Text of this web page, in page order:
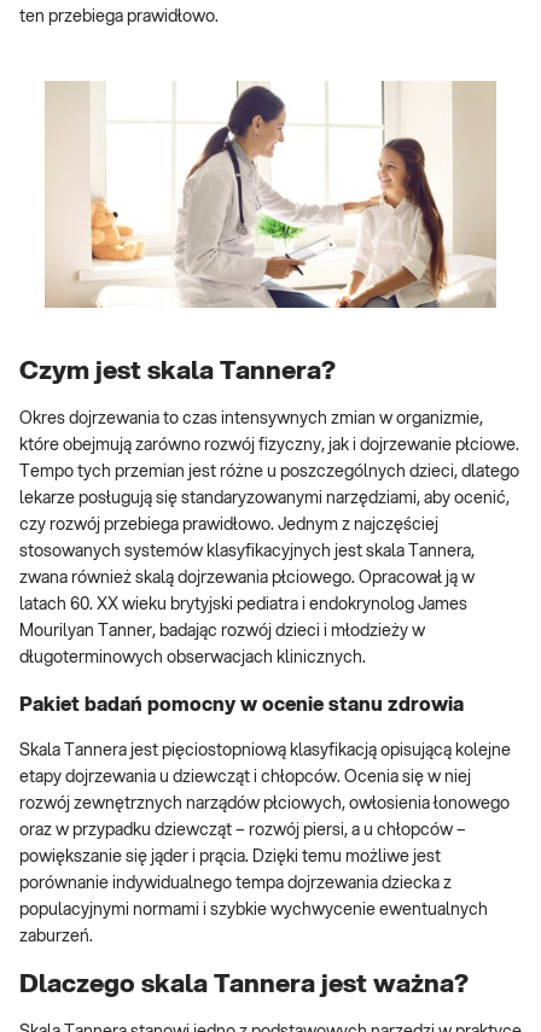
ten przebiega prawidłowo.
Czym jest skala Tannera?
Okres dojrzewania to czas intensywnych zmian w organizmie,
które obejmują zarówno rozwój fizyczny, jak i dojrzewanie płciowe.
Tempo tych przemian jest różne u poszczególnych dzieci, dlatego
lekarze posługują się standaryzowanymi narzędziami, aby ocenić,
czy rozwój przebiega prawidłowo. Jednym z najczęściej
stosowanych systemów klasyfikacyjnych jest skala Tannera,
zwana również skalą dojrzewania płciowego. Opracował ją w
latach 60. XX wieku brytyjski pediatra i endokrynolog James
Mourilyan Tanner, badając rozwój dzieci i młodzieży w
długoterminowych obserwacjach klinicznych.
Pakiet badań pomocny w ocenie stanu zdrowia
Skala Tannera jest pięciostopniową klasyfikacją opisującą kolejne
etapy dojrzewania u dziewcząt i chłopców. Ocenia się w niej
rozwój zewnętrznych narządów płciowych, owłosienia łonowego
oraz w przypadku dziewcząt – rozwój piersi, a u chłopców –
powiększanie się jąder i prącia. Dzięki temu możliwe jest
porównanie indywidualnego tempa dojrzewania dziecka z
populacyjnymi normami i szybkie wychwycenie ewentualnych
zaburzeń.
Dlaczego skala Tannera jest ważna?